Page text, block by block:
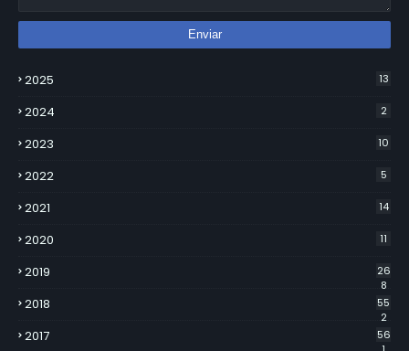
2025 13
2024 2
2023 10
2022 5
2021 14
2020 11
2019
26
8
2018
55
2
2017
56